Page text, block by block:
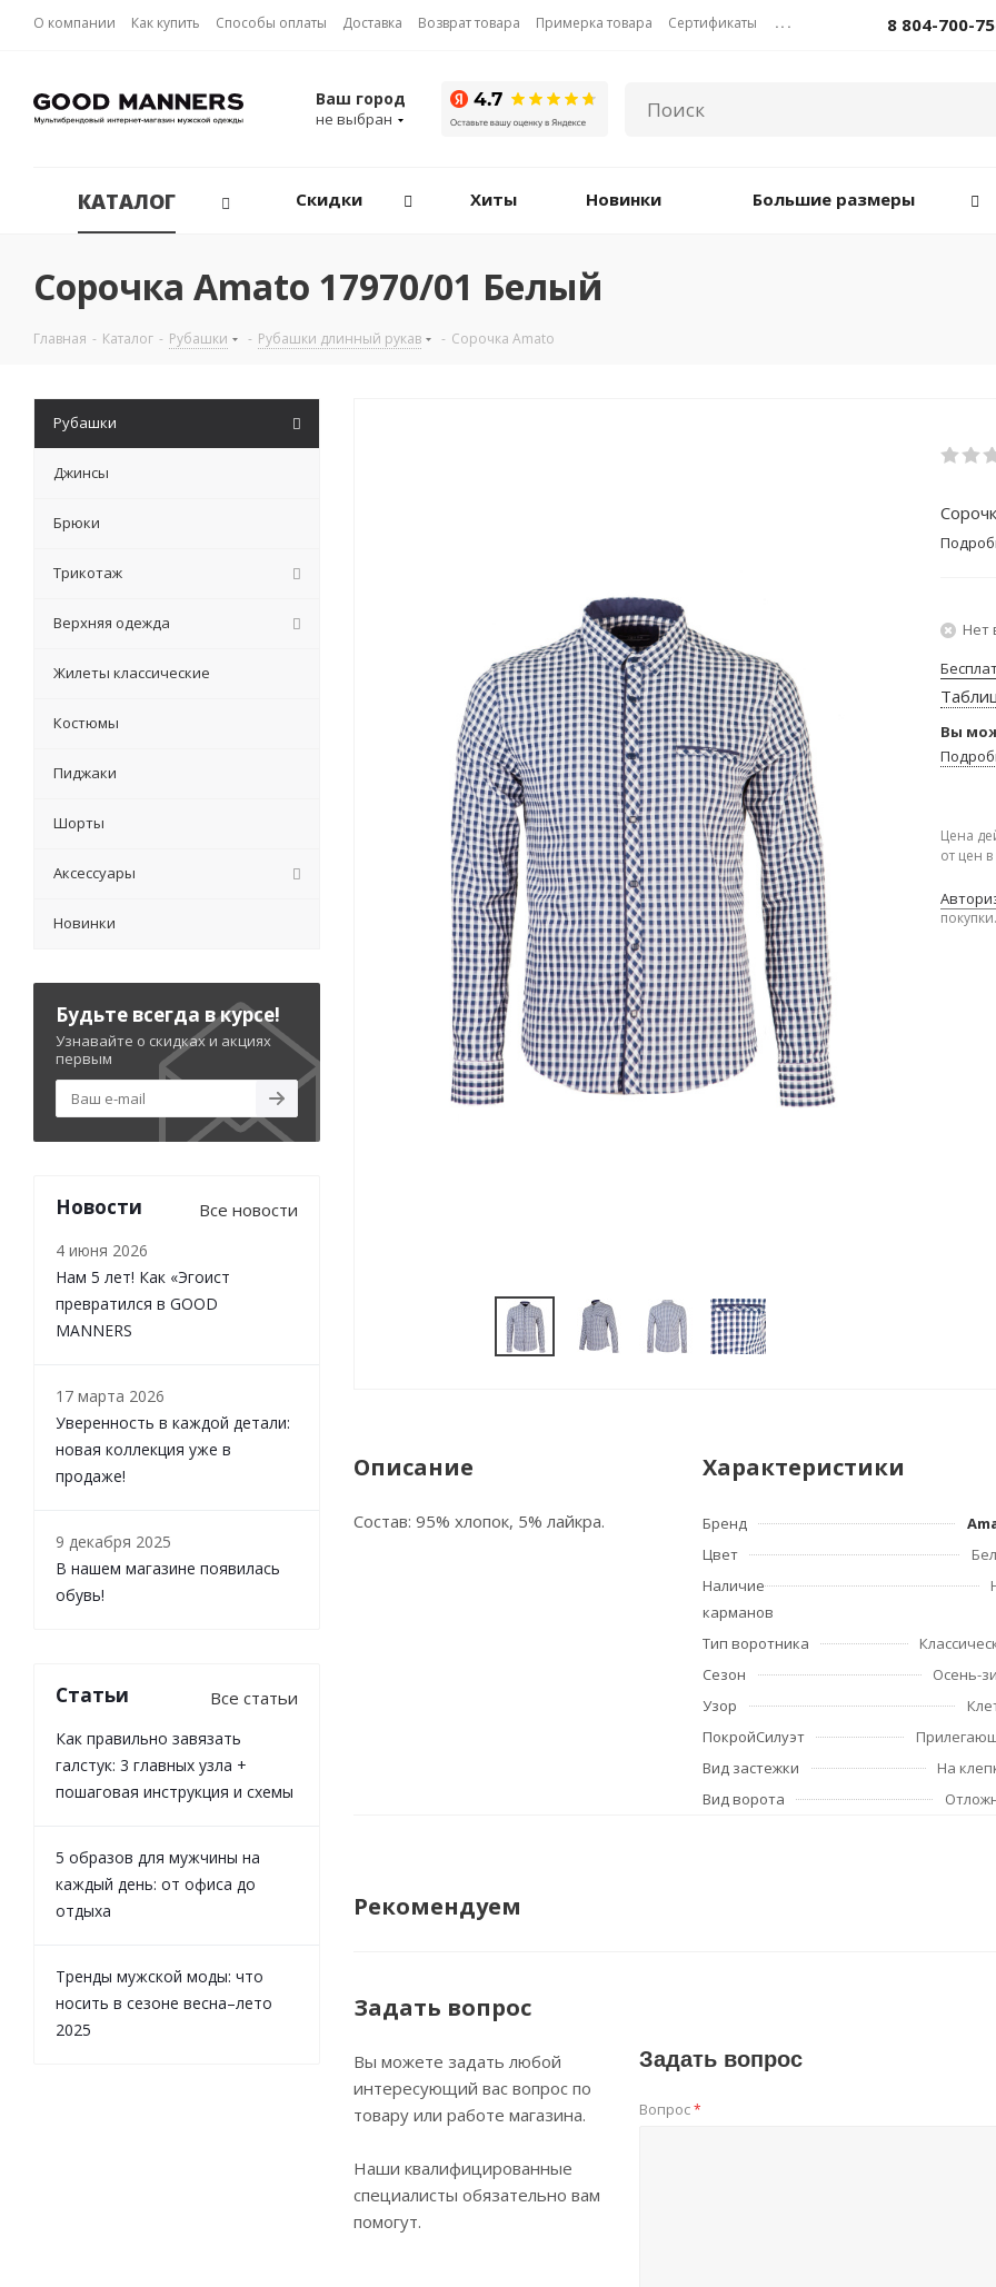
О компании Как купить Способы оплаты Доставка Возврат товара Примерка товара Сертификаты ... 8 804-700-
Ваш город
не выбран
КАТАЛОГ Скидки Хиты Новинки Большие размеры
Сорочка Amato 17970/01 Белый
Главная - Каталог - Рубашки - Рубашки длинный рукав - Сорочка Amato
Нет
Вы
Цена
от цен
покупки.
Описание
Состав: 95% хлопок, 5% лайкра.
Характеристики
Бренд
Цвет
Наличие
карманов
Тип воротника
Сезон
Осень-
Узор
ПокройСилуэт
Вид застежки
На
Вид ворота
Рекомендуем
Задать вопрос
Вы можете задать любой
интересующий вас вопрос по
товару или работе магазина.
Наши квалифицированные
специалисты обязательно вам
помогут.
Задать вопрос
Вопрос*
Рубашки
Джинсы
Брюки
Трикотаж
Верхняя одежда
Жилеты классические
Костюмы
Пиджаки
Шорты
Аксессуары
Новинки
Будьте всегда в курсе!
Узнавайте о скидках и акциях
первым
Новости Все новости
4 июня 2026
Нам 5 лет! Как «Эгоист
превратился в GOOD
MANNERS
17 марта 2026
Уверенность в каждой детали:
новая коллекция уже в
продаже!
9 декабря 2025
В нашем магазине появилась
обувь!
Статьи Все статьи
Как правильно завязать
галстук: 3 главных узла +
пошаговая инструкция и схемы
5 образов для мужчины на
каждый день: от офиса до
отдыха
Тренды мужской моды: что
носить в сезоне весна–лето
2025